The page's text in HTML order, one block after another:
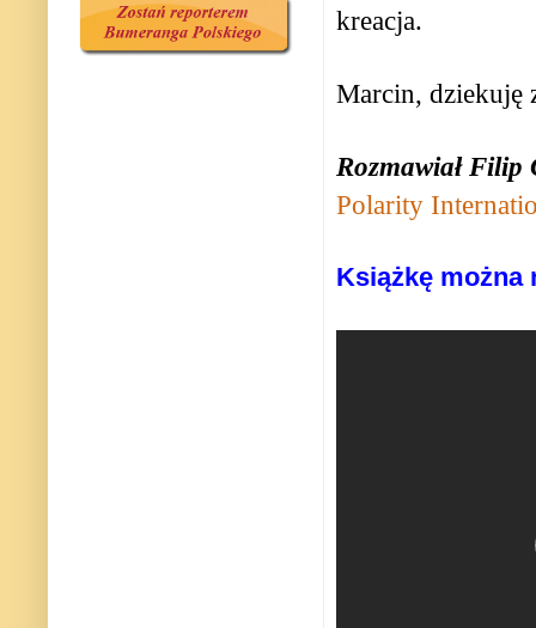
kreacja.
Marcin, dziekuję
Rozmawiał Filip
Polarity
Książkę można